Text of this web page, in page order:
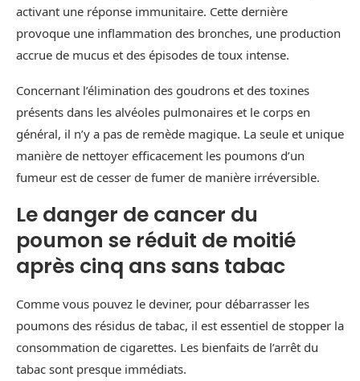
activant une réponse immunitaire. Cette dernière
provoque une inflammation des bronches, une production
accrue de mucus et des épisodes de toux intense.
Concernant l’élimination des goudrons et des toxines
présents dans les alvéoles pulmonaires et le corps en
général, il n’y a pas de remède magique. La seule et unique
manière de nettoyer efficacement les poumons d’un
fumeur est de cesser de fumer de manière irréversible.
Le danger de cancer du
poumon se réduit de moitié
après cinq ans sans tabac
Comme vous pouvez le deviner, pour débarrasser les
poumons des résidus de tabac, il est essentiel de stopper la
consommation de cigarettes. Les bienfaits de l’arrêt du
tabac sont presque immédiats.